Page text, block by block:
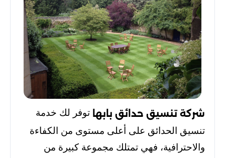
شركة تنسيق حدائق بابها توفر لك خدمة
تنسيق الحدائق على أعلى مستوى من الكفاءة
والاحترافية، فهي تمتلك مجموعة كبيرة من